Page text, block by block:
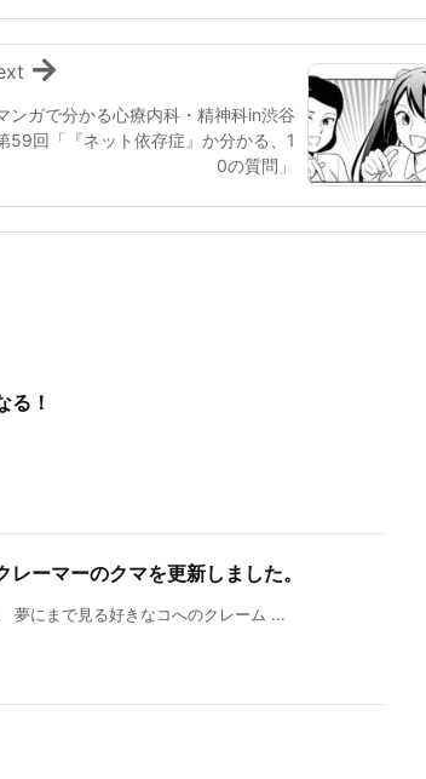
ンガで分かる心療内科・精神科in渋谷
59回「『ネット依存症』か分かる、1
0の質問」
る！
レーマーのクマを更新しました。
夢にまで見る好きなコへのクレーム ...